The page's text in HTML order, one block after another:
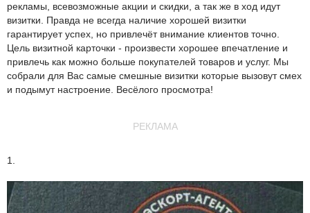
рекламы, всевозможные акции и скидки, а так же в ход идут
визитки. Правда не всегда наличие хорошей визитки
гарантирует успех, но привлечётвнимание клиентов точно.
Цель визитной карточки - произвести хорошее впечатление и
привлечь как можно больше покупателей товаров и услуг. Мы
собрали для Вас самые смешные визитки которые вызовут смех
и подымут настроение. Весёлого просмотра!
РЕКЛАМА
1.